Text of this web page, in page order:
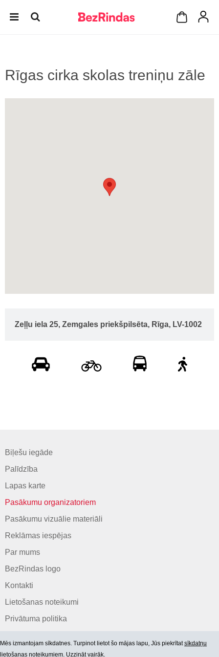
Rīgas cirka skolas treniņu zāle
Zeļļu iela 25, Zemgales priekšpilsēta, Rīga, LV-1002
Biļešu iegāde
Palīdzība
Lapas karte
Pasākumu organizatoriem
Pasākumu vizuālie materiāli
Reklāmas iespējas
Par mums
BezRindas logo
Kontakti
Lietošanas noteikumi
Privātuma politika
Mēs izmantojam sīkdatnes. Turpinot lietot šo mājas lapu, Jūs piekrītatsīkdatņu
lietošanas noteikumiem. Uzzināt vairāk.